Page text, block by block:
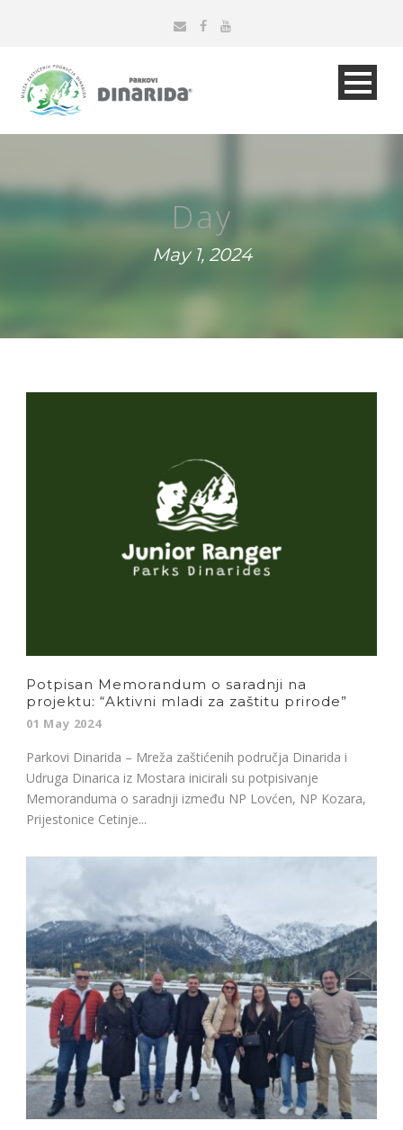
Day
May 1, 2024
Potpisan Memorandum o saradnji na
projektu: “Aktivni mladi za zaštitu prirode”
01 May 2024
Parkovi Dinarida – Mreža zaštićenih područja Dinarida i
Udruga Dinarica iz Mostara inicirali su potpisivanje
Memoranduma o saradnji između NP Lovćen, NP Kozara,
Prijestonice Cetinje...